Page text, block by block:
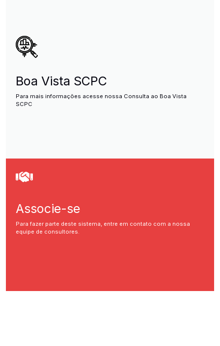
Boa Vista SCPC
Para mais informações acesse nossa Consulta ao Boa Vista
SCPC
Associe-se
Para fazer parte deste sistema, entre em contato com a nossa
equipe de consultores.